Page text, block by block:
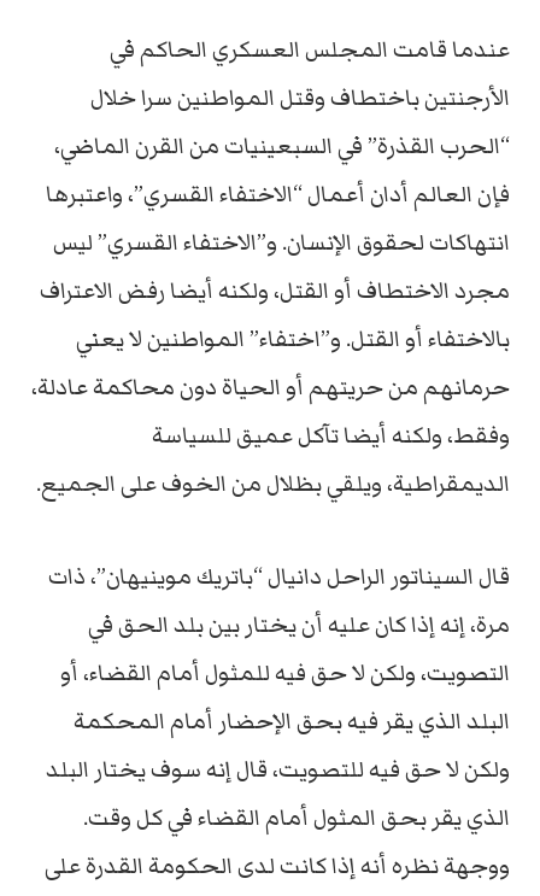
عندما قامت المجلس العسكري الحاكم في
الأرجنتين باختطاف وقتل المواطنين سرا خلال
“الحرب القذرة” في السبعينيات من القرن الماضي،
فإن العالم أدان أعمال “الاختفاء القسري”، واعتبرها
انتهاكات لحقوق الإنسان. و”الاختفاء القسري” ليس
مجرد الاختطاف أو القتل، ولكنه أيضا رفض الاعتراف
بالاختفاء أو القتل. و”اختفاء” المواطنين لا يعني
حرمانهم من حريتهم أو الحياة دون محاكمة عادلة،
وفقط، ولكنه أيضا تآكل عميق للسياسة
الديمقراطية، ويلقي بظلال من الخوف على الجميع.
قال السيناتور الراحل دانيال “باتريك موينيهان”، ذات
مرة، إنه إذا كان عليه أن يختار بين بلد الحق في
التصويت، ولكن لا حق فيه للمثول أمام القضاء، أو
البلد الذي يقر فيه بحق الإحضار أمام المحكمة
ولكن لا حق فيه للتصويت، قال إنه سوف يختار البلد
الذي يقر بحق المثول أمام القضاء في كل وقت.
ووجهة نظره أنه إذا كانت لدى الحكومة القدرة على